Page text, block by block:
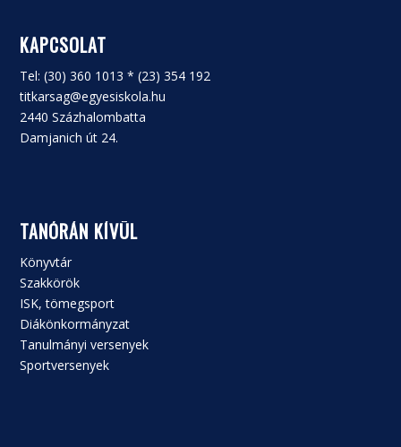
KAPCSOLAT
Tel: (30) 360 1013 * (23) 354 192
titkarsag@egyesiskola.hu
2440 Százhalombatta
Damjanich út 24.
TANÓRÁN KÍVÜL
Könyvtár
Szakkörök
ISK, tömegsport
Diákönkormányzat
Tanulmányi versenyek
Sportversenyek